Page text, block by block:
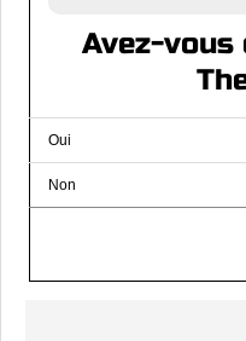
Avez-vous
Oui
Non